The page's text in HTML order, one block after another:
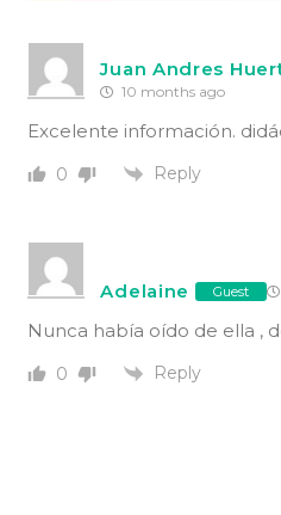
Juan Andres
10 months ago
Excelente información.
0 Reply
Adelaine Guest
Nunca había oído de ella ,
0 Reply